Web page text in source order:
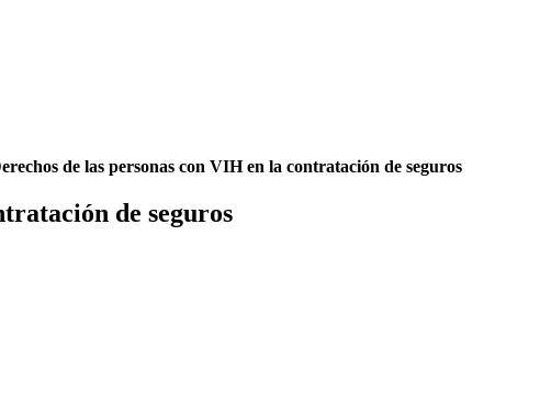
de las personas con VIH en la contratación de seguros
de seguros